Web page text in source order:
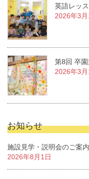
英語レッ
2026年3月
第8回 卒
2026年3月
お知らせ
施設見学・説明会のご案
2026年8月1日